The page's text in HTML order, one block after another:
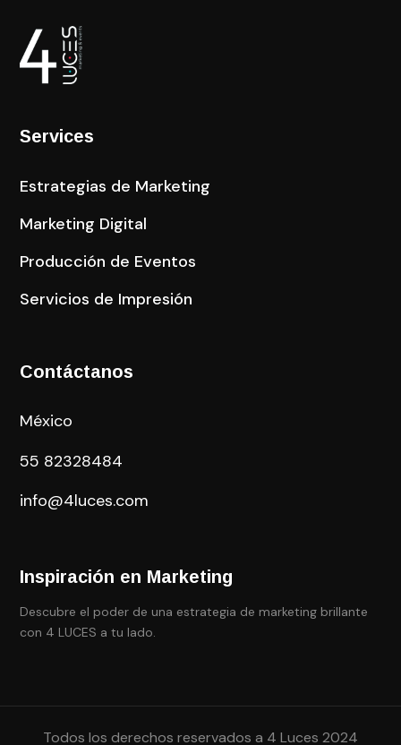
Services
Estrategias de Marketing
Marketing Digital
Producción de Eventos
Servicios de Impresión
Contáctanos
México
55 82328484
info@4luces.com
Inspiración en Marketing
Descubre el poder de una estrategia de marketing brillante
con 4 LUCES a tu lado.
Todos los derechos reservados a 4 Luces 2024